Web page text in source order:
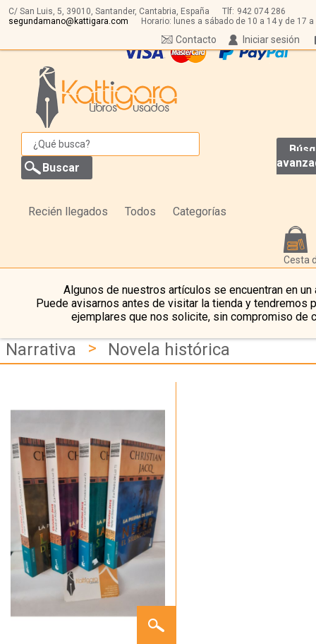
C/ San Luis, 5, 39010, Santander, Cantabria, España Tlf: 942 074 286
segundamano@kattigara.com
Horario: lunes a sábado de 10 a 14 y de 17 a
Iniciar sesión
Contacto
Recién llegados Todos Categorías
Cesta
Algunos de nuestros artículos se encuentran en un
Puede avisarnos antes de visitar la tienda y tendremos
ejemplares que nos solicite, sin compromiso de
Narrativa > Novela histórica
LA